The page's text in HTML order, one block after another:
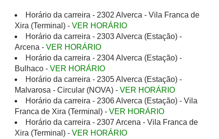
Horário da carreira - 2302 Alverca - Vila Franca de
Xira (Terminal) - VER HORÁRIO
Horário da carreira - 2303 Alverca (Estação) -
Arcena - VER HORÁRIO
Horário da carreira - 2304 Alverca (Estação) -
Bulhaco - VER HORÁRIO
Horário da carreira - 2305 Alverca (Estação) -
Malvarosa - Circular (NOVA) - VER HORÁRIO
Horário da carreira - 2306 Alverca (Estação) - Vila
Franca de Xira (Terminal) - VER HORÁRIO
Horário da carreira - 2307 Arcena - Vila Franca de
Xira (Terminal) - VER HORÁRIO